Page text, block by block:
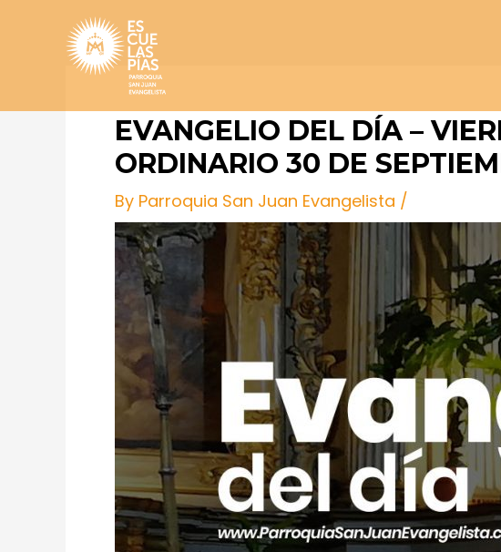
EVANGELIO DEL DÍA –
ORDINARIO 30 DE
By Parroquia San Juan Evangelista /
navigation